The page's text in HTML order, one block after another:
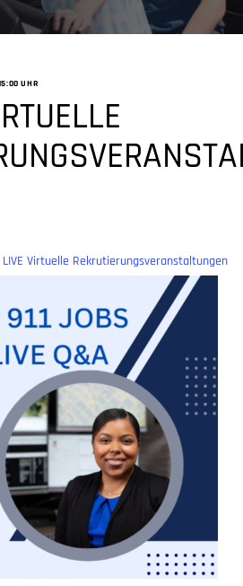
UHR
LIVE Virtuelle Rekrutierungsveranstaltungen